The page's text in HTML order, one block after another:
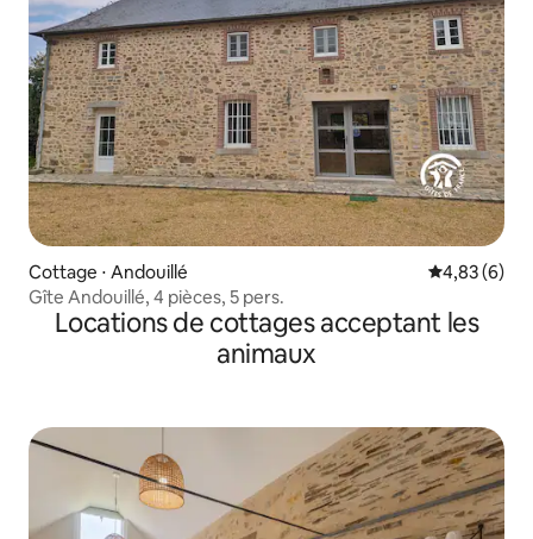
Cottage ⋅ Andouillé Évaluation
4,83 (6)
Gîte Andouillé, 4 pièces, 5 pers.
Locations de cottages acceptant les
animaux